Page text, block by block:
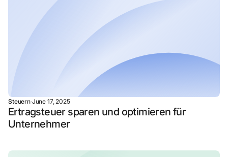
Steuern·June 17, 2025
Ertragsteuer sparen und optimieren für
Unternehmer